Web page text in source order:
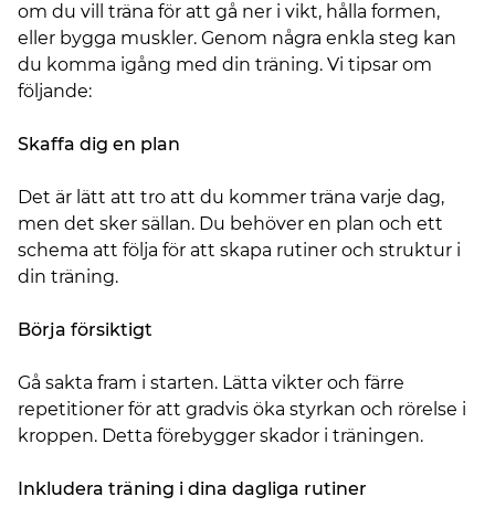
om du vill träna för att gå ner i vikt, hålla formen,
eller bygga muskler. Genom några enkla steg kan
du komma igång med din träning. Vi tipsar om
följande:
Skaffa dig en plan
Det är lätt att tro att du kommer träna varje dag,
men det sker sällan. Du behöver en plan och ett
schema att följa för att skapa rutiner och struktur i
din träning.
Börja försiktigt
Gå sakta fram i starten. Lätta vikter och färre
repetitioner för att gradvis öka styrkan och rörelse i
kroppen. Detta förebygger skador i träningen.
Inkludera träning i dina dagliga rutiner